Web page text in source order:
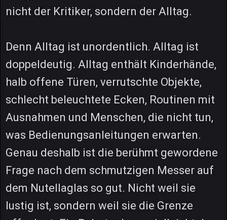
nicht der Kritiker, sondern der Alltag.
Denn Alltag ist unordentlich. Alltag ist
doppeldeutig. Alltag enthält Kinderhände,
halb offene Türen, verrutschte Objekte,
schlecht beleuchtete Ecken, Routinen mit
Ausnahmen und Menschen, die nicht tun,
was Bedienungsanleitungen erwarten.
Genau deshalb ist die berühmt gewordene
Frage nach dem schmutzigen Messer auf
dem Nutellaglas so gut. Nicht weil sie
lustig ist, sondern weil sie die Grenze